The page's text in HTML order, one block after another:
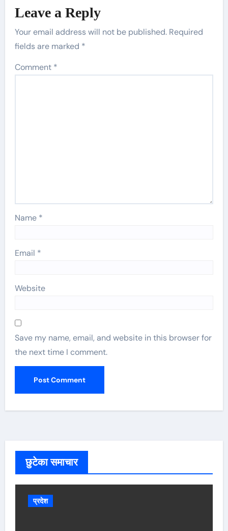
Leave a Reply
Your email address will not be published. Required
fields are marked *
Comment *
Name *
Email *
Website
Save my name, email, and website in this browser for
the next time I comment.
छुटेका समाचार
प्रदेश